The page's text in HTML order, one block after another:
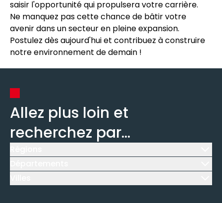
saisir l'opportunité qui propulsera votre carrière.
Ne manquez pas cette chance de bâtir votre
avenir dans un secteur en pleine expansion.
Postulez dès aujourd'hui et contribuez à construire
notre environnement de demain !
Allez plus loin et
recherchez par...